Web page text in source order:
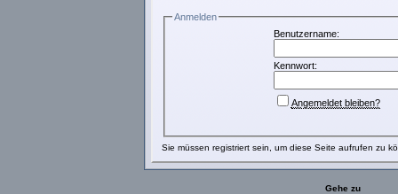
Anmelden
Benutzername:
Kennwort:
Angemeldet bleiben?
Sie müssen registriert sein, um diese Seite aufrufen zu
Gehe zu